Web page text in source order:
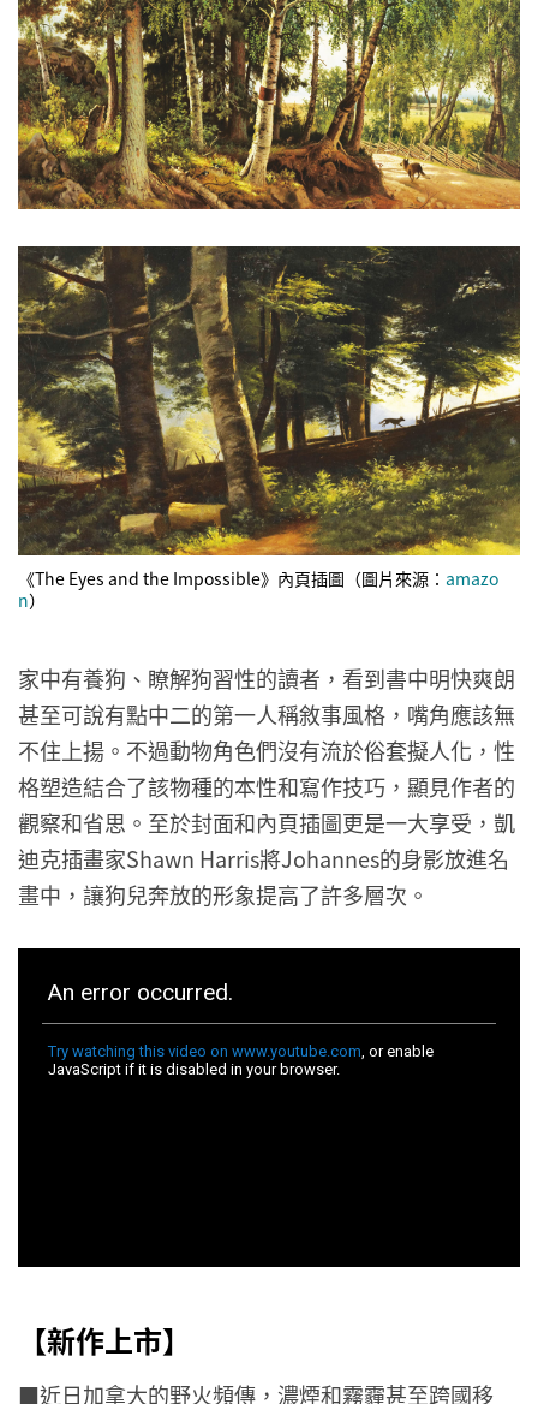
《The Eyes and the Impossible》內頁插圖（圖片來源： amazo
n）
家中有養狗、瞭解狗習性的讀者，看到書中明快爽朗
甚至可說有點中二的第一人稱敘事風格，嘴角應該無
不住上揚。不過動物角色們沒有流於俗套擬人化，性
格塑造結合了該物種的本性和寫作技巧，顯見作者的
觀察和省思。至於封面和內頁插圖更是一大享受，凱
迪克插畫家Shawn Harris將Johannes的身影放進名
畫中，讓狗兒奔放的形象提高了許多層次。
【新作上市】
■近日加拿大的野火頻傳，濃煙和霧霾甚至跨國移